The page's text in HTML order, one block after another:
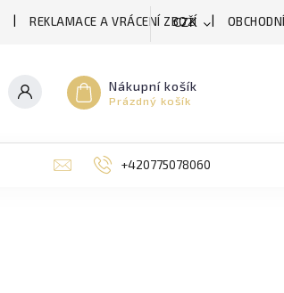
REKLAMACE A VRÁCENÍ ZBOŽÍ
CZK
Nákupní košík
Prázdný košík
+420775078060